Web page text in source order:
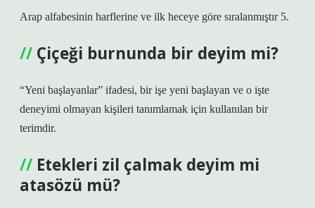
Arap alfabesinin harflerine ve ilk heceye göre sıralanmıştır 5.
Çiçeği burnunda bir deyim mi?
“Yeni başlayanlar” ifadesi, bir işe yeni başlayan ve o işte
deneyimi olmayan kişileri tanımlamak için kullanılan bir
terimdir.
Etekleri zil çalmak deyim mi
atasözü mü?